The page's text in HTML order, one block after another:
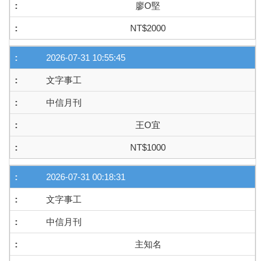
廖O堅
NT$2000
2026-07-31 10:55:45
文字事工
中信月刊
王O宜
NT$1000
2026-07-31 00:18:31
文字事工
中信月刊
主知名